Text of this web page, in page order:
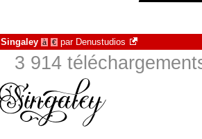
Singaley à € par Denustudios
3 914